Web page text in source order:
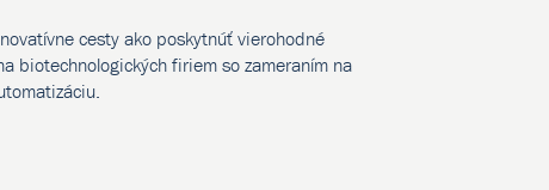
cesty ako poskytnúť vierohodné
biotechnologických firiem so zameraním na